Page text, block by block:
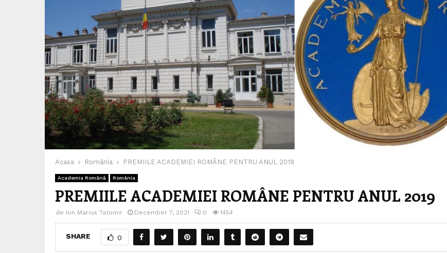
Acasa România PREMIILE ACADEMIEI ROMÂNE PENTRU ANUL 2019
Academia Română România
PREMIILE ACADEMIEI ROMÂNE PENTRU ANUL 2019
de Ion Marius Tatomir December 7, 2021 0 1454
SHARE 0